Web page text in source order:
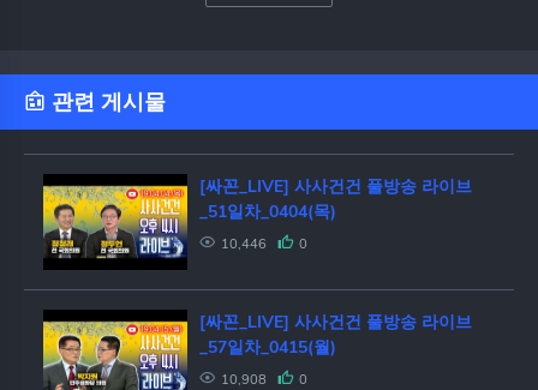
관련 게시물
[싸꼰_LIVE] 사사건건 풀방송 라이브
_51일차_0404(목)
10,446 0
[싸꼰_LIVE] 사사건건 풀방송 라이브
_57일차_0415(월)
10,908 0